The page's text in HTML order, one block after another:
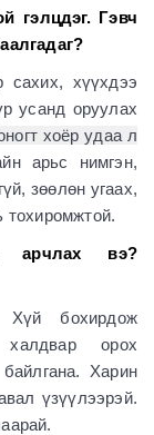
гэлцдэг. Гэвч
сахих, хүүхдээ
усанд оруулах
хоёр удаа л
арьс нимгэн,
зөөлөн угаах,
тохиромжтой.
арчлах вэ?
Хүй бохирдож
халдвар орох
Харин
үзүүлээрэй.